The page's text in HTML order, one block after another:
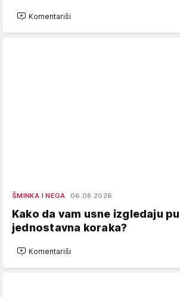
Komentariši
ŠMINKA I NEGA 06.08.2026.
Kako da vam usne izgledaju
jednostavna koraka?
Komentariši